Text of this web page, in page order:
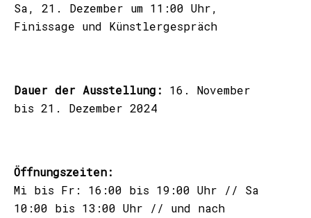
Sa, 21. Dezember um 11:00 Uhr,
Finissage und Künstlergespräch
Dauer der Ausstellung: 16. November
bis 21. Dezember 2024
Öffnungszeiten:
Mi bis Fr: 16:00 bis 19:00 Uhr // Sa
10:00 bis 13:00 Uhr // und nach